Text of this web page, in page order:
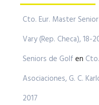
Cto. Eur. Master
Vary (Rep. Checa), 18-
Seniors de Golf en
Asociaciones, G. C.
2017